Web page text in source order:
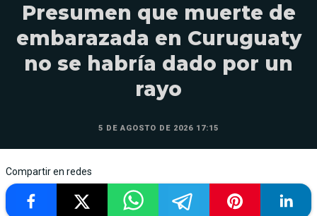
Presumen que muerte de
embarazada en Curuguaty
no se habría dado por un
rayo
5 DE AGOSTO DE 2026 17:15
Compartir en redes